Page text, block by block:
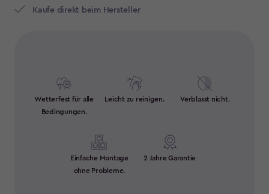
Kaufe direkt beim Hersteller
Wetterfest für alle
Bedingungen.
Leicht zu reinigen. Verblasst nicht.
Einfache Montage
ohne Probleme.
2 Jahre Garantie